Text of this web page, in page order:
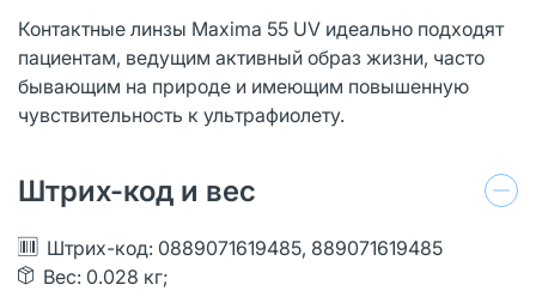
Контактные линзы Maxima 55 UV идеально подходят
пациентам, ведущим активный образ жизни, часто
бывающим на природе и имеющим повышенную
чувствительность к ультрафиолету.
Штрих-код и вес
Штрих-код: 0889071619485, 889071619485
Вес: 0.028 кг;